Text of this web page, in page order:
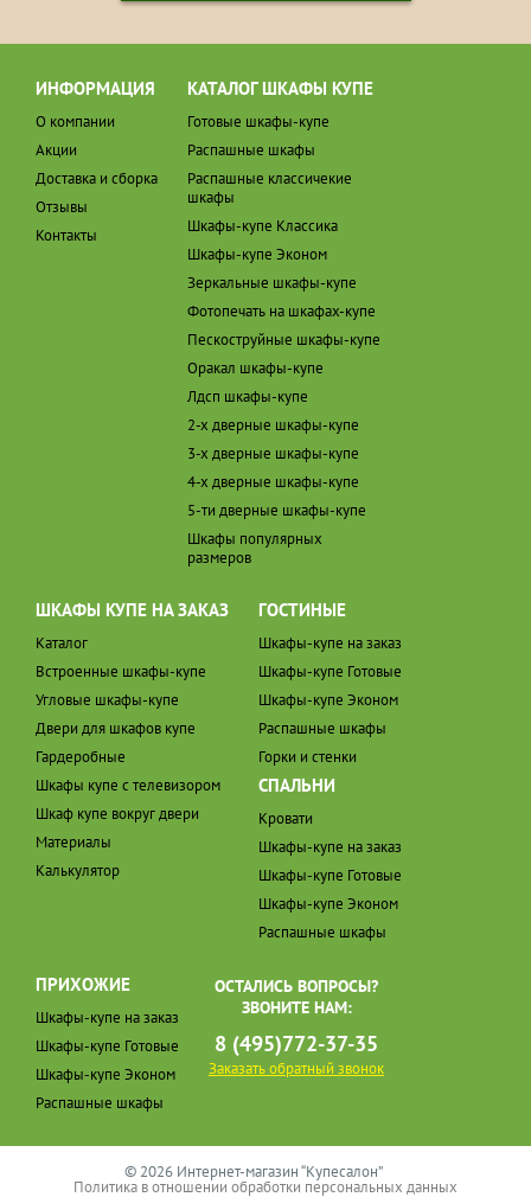
ИНФОРМАЦИЯ
О компании
Акции
Доставка и сборка
Отзывы
Контакты
КАТАЛОГ ШКАФЫ КУПЕ
Готовые шкафы-купе
Распашные шкафы
Распашные классичекие
шкафы
Шкафы-купе Классика
Шкафы-купе Эконом
Зеркальные шкафы-купе
Фотопечать на шкафах-купе
Пескоструйные шкафы-купе
Оракал шкафы-купе
Лдсп шкафы-купе
2-х дверные шкафы-купе
3-х дверные шкафы-купе
4-х дверные шкафы-купе
5-ти дверные шкафы-купе
Шкафы популярных
размеров
ШКАФЫ КУПЕ НА ЗАКАЗ
Каталог
Встроенные шкафы-купе
Угловые шкафы-купе
Двери для шкафов купе
Гардеробные
Шкафы купе с телевизором
Шкаф купе вокруг двери
Материалы
Калькулятор
ГОСТИНЫЕ
Шкафы-купе на заказ
Шкафы-купе Готовые
Шкафы-купе Эконом
Распашные шкафы
Горки и стенки
СПАЛЬНИ
Кровати
Шкафы-купе на заказ
Шкафы-купе Готовые
Шкафы-купе Эконом
Распашные шкафы
ПРИХОЖИЕ
Шкафы-купе на заказ
Шкафы-купе Готовые
Шкафы-купе Эконом
Распашные шкафы
ОСТАЛИСЬ ВОПРОСЫ?
ЗВОНИТЕ НАМ:
8 (495)772-37-35
Заказать обратный звонок
© 2026 Интернет-магазин “Купесалон”
Политика в отношении обработки персональных данных